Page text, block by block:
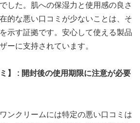
した。肌への保湿力と使用感の良さ
的な悪い口コミが少ないことは、そ
示す証拠です。安心して使える製品
ーに支持されています。
】 : 開封後の使用期限に注意が必要
ンクリームには特定の悪い口コミは